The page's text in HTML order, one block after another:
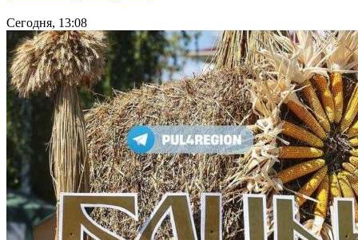
Сегодня, 13:08